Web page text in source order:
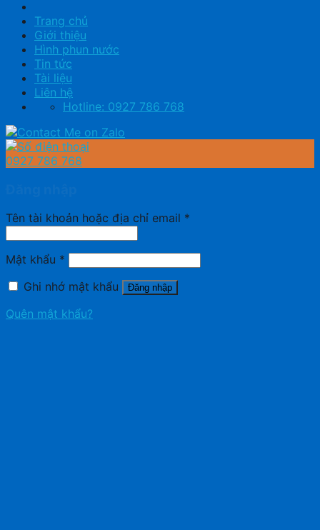
Trang chủ
Giới thiệu
Hình phun nước
Tin tức
Tài liệu
Liên hệ
Hotline: 0927 786 768
0927 786 768
Tên tài khoản hoặc địa chỉ email *
Mật khẩu *
Ghi nhớ mật khẩu
Đăng nhập
Quên mật khẩu?